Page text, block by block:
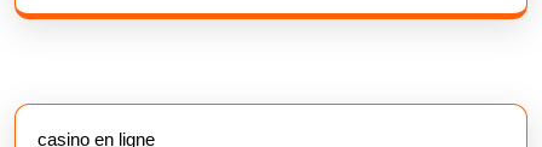
casino en ligne